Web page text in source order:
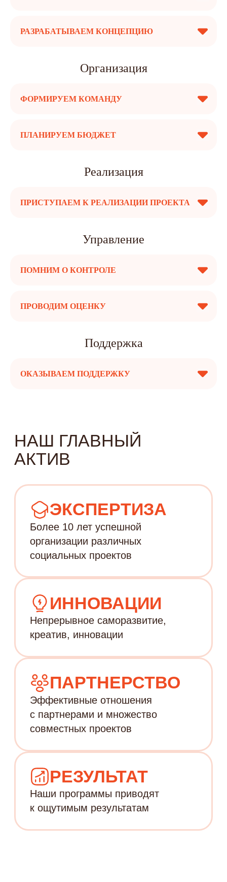
РАЗРАБАТЫВАЕМ КОНЦЕПЦИЮ
Организация
ФОРМИРУЕМ КОМАНДУ
ПЛАНИРУЕМ БЮДЖЕТ
Реализация
ПРИСТУПАЕМ К РЕАЛИЗАЦИИ ПРОЕКТА
Управление
ПОМНИМ О КОНТРОЛЕ
ПРОВОДИМ ОЦЕНКУ
Поддержка
ОКАЗЫВАЕМ ПОДДЕРЖКУ